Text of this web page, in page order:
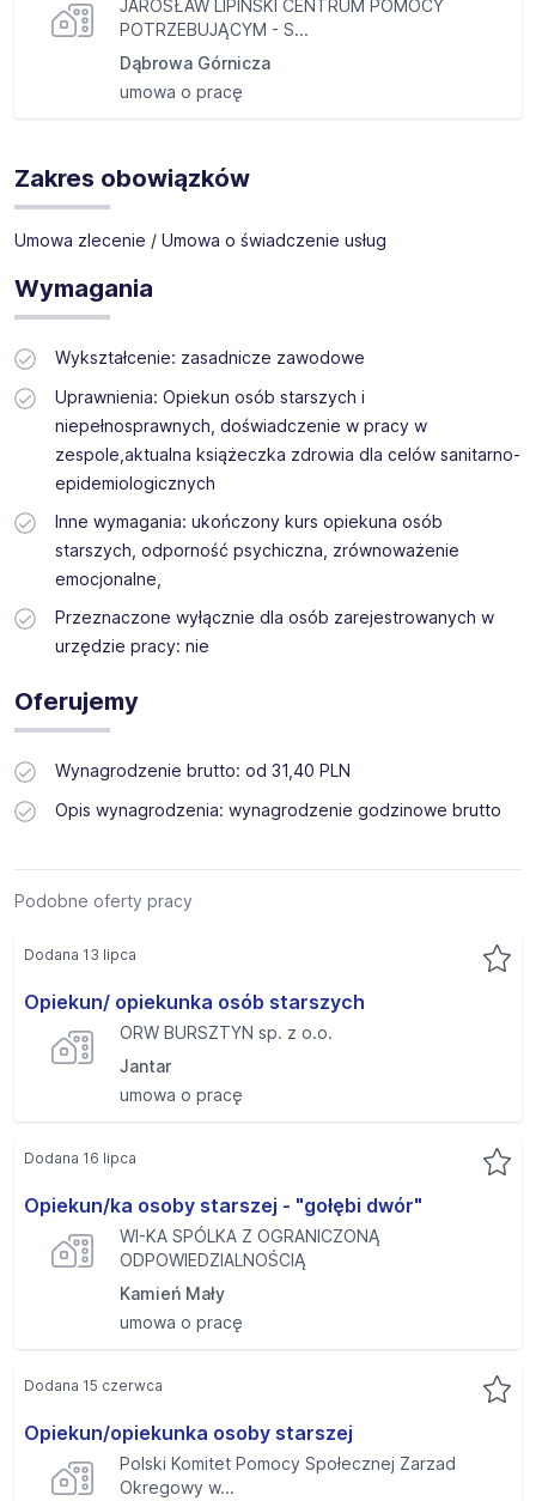
JAROSŁAW LIPIŃSKI CENTRUM POMOCY
POTRZEBUJĄCYM - S...
Dąbrowa Górnicza
umowa o pracę
Zakres obowiązków
Umowa zlecenie / Umowa o świadczenie usług
Wymagania
Wykształcenie: zasadnicze zawodowe
Uprawnienia: Opiekun osób starszych i
niepełnosprawnych, doświadczenie w pracy w
zespole,aktualna książeczka zdrowia dla celów sanitarno-
epidemiologicznych
Inne wymagania: ukończony kurs opiekuna osób
starszych, odporność psychiczna, zrównoważenie
emocjonalne,
Przeznaczone wyłącznie dla osób zarejestrowanych w
urzędzie pracy: nie
Oferujemy
Wynagrodzenie brutto: od 31,40 PLN
Opis wynagrodzenia: wynagrodzenie godzinowe brutto
Podobne oferty pracy
Opiekun/ opiekunka osób starszych
ORW BURSZTYN sp. z o.o.
Jantar
umowa o pracę
Dodana 13 lipca
Opiekun/ka osoby starszej - "gołębi dwór"
WI-KA SPÓLKA Z OGRANICZONĄ
ODPOWIEDZIALNOŚCIĄ
Kamień Mały
umowa o pracę
Dodana 16 lipca
Opiekun/opiekunka osoby starszej
Polski Komitet Pomocy Społecznej Zarzad
Okregowy w...
Dodana 15 czerwca